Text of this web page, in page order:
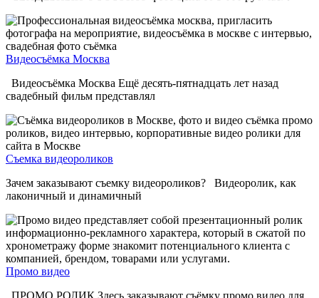
Видеосъёмка Москва
Видеосъёмка Москва Ещё десять-пятнадцать лет назад
свадебный фильм представлял
Съемка видеороликов
Зачем заказывают съемку видеороликов? Видеоролик, как
лаконичный и динамичный
Промо видео
ПРОМО РОЛИК Здесь заказывают съёмку промо видео для